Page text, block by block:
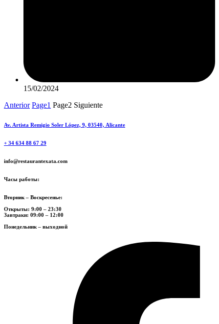
15/02/2024
Anterior Page1 Page2 Siguiente
Av. Artista Remigio Soler López, 9, 03540, Alicante
+ 34 634 88 67 29
info@restaurantexata.com
Часы работы:
Вторник – Воскресенье:
Открыты: 9:00 – 23:30
Завтраки: 09:00 – 12:00
Понедельник – выходной